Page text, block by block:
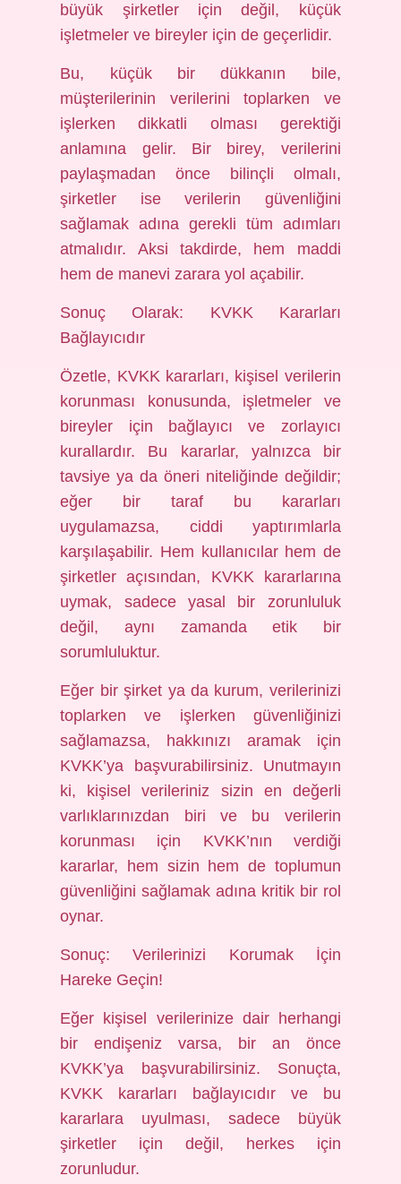
büyük şirketler için değil, küçük
işletmeler ve bireyler için de geçerlidir.
Bu, küçük bir dükkanın bile,
müşterilerinin verilerini toplarken ve
işlerken dikkatli olması gerektiği
anlamına gelir. Bir birey, verilerini
paylaşmadan önce bilinçli olmalı,
şirketler ise verilerin güvenliğini
sağlamak adına gerekli tüm adımları
atmalıdır. Aksi takdirde, hem maddi
hem de manevi zarara yol açabilir.
Sonuç Olarak: KVKK Kararları
Bağlayıcıdır
Özetle, KVKK kararları, kişisel verilerin
korunması konusunda, işletmeler ve
bireyler için bağlayıcı ve zorlayıcı
kurallardır. Bu kararlar, yalnızca bir
tavsiye ya da öneri niteliğinde değildir;
eğer bir taraf bu kararları
uygulamazsa, ciddi yaptırımlarla
karşılaşabilir. Hem kullanıcılar hem de
şirketler açısından, KVKK kararlarına
uymak, sadece yasal bir zorunluluk
değil, aynı zamanda etik bir
sorumluluktur.
Eğer bir şirket ya da kurum, verilerinizi
toplarken ve işlerken güvenliğinizi
sağlamazsa, hakkınızı aramak için
KVKK’ya başvurabilirsiniz. Unutmayın
ki, kişisel verileriniz sizin en değerli
varlıklarınızdan biri ve bu verilerin
korunması için KVKK’nın verdiği
kararlar, hem sizin hem de toplumun
güvenliğini sağlamak adına kritik bir rol
oynar.
Sonuç: Verilerinizi Korumak İçin
Hareke Geçin!
Eğer kişisel verilerinize dair herhangi
bir endişeniz varsa, bir an önce
KVKK’ya başvurabilirsiniz. Sonuçta,
KVKK kararları bağlayıcıdır ve bu
kararlara uyulması, sadece büyük
şirketler için değil, herkes için
zorunludur.